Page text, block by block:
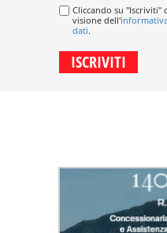
Cliccando su "Iscriviti"
visione dell'
dati.